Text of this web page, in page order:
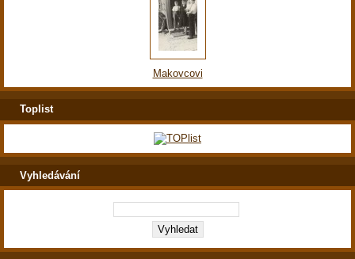
Makovcovi
Toplist
Vyhledávání